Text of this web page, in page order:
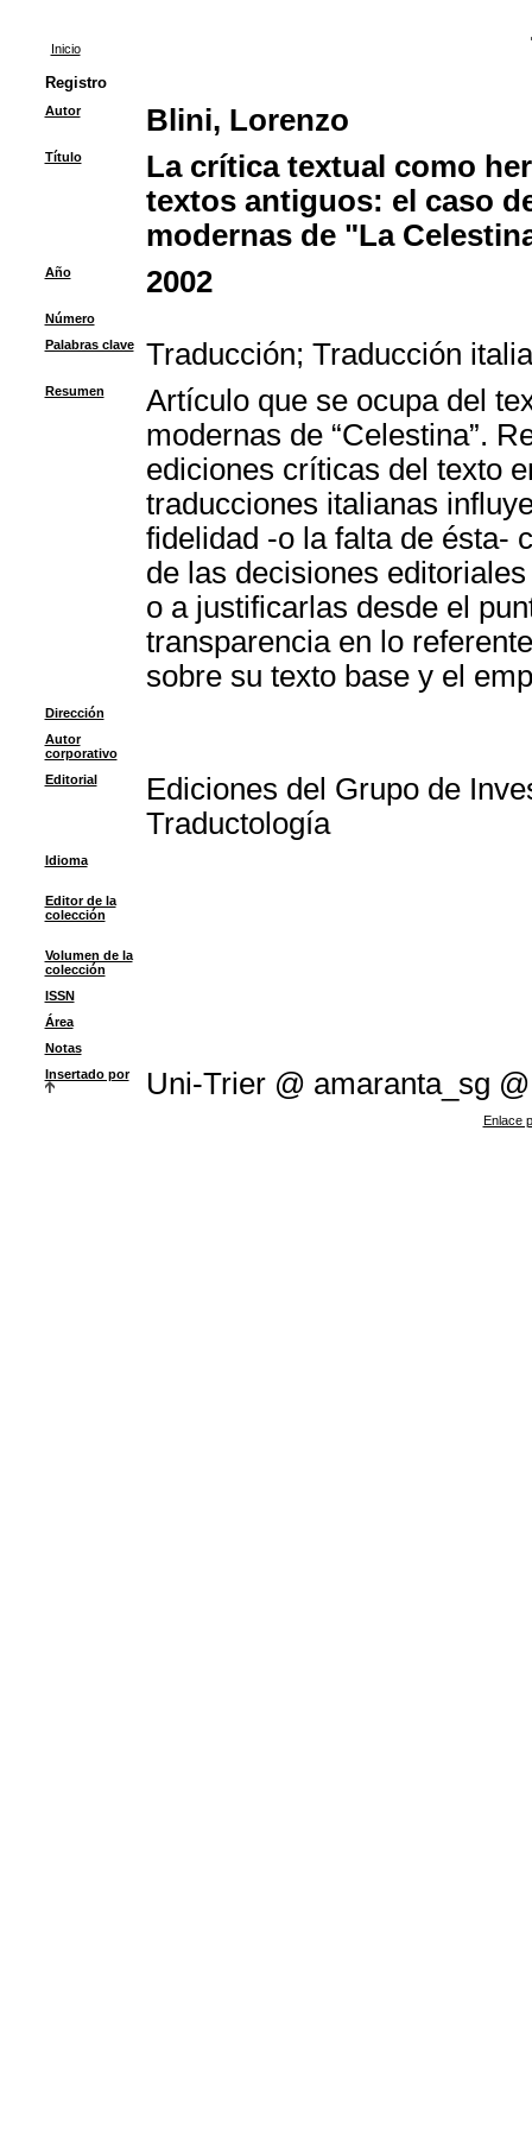
Inicio
Registro
Autor Blini, Lorenzo
Título
La crítica textual como
textos antiguos: el caso
modernas de "La
Año 2002
Número
Palabras clave
Traducción; Traducción
Resumen
Artículo que se ocupa del
modernas de “Celestina”.
ediciones críticas del texto
traducciones italianas
fidelidad -o la falta de ésta-
de las decisiones
o a justificarlas desde el
transparencia en lo
sobre su texto base y el
Dirección
Autor
corporativo
Editorial
Ediciones del Grupo de
Traductología
Idioma
Editor de la
colección
Volumen de la
colección
ISSN
Área
Notas
Insertado por
Uni-Trier @ amaranta_sg @
Enlace